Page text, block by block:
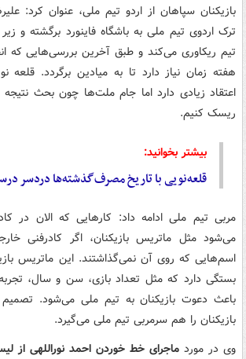
بازیکنان سپاهان از اردو تیم ملی، عنوان کرد:
ترک اردوی تیم ملی به باشگاه فاینورد برگشته و
هفته زمان نیاز دارد تا به میادین برگردد. قلعه
اعتقاد زیادی دارد اما جام ملت‌ها چون بحث
ریسک کنیم.
بیشتر بخوانید:
قلعه‌نویی با تاریخ مصرف‌گذشته‌ها دردسر
مربی تیم ملی ادامه داد: کارهایی که الان در
می‌شود مثل ماتریس بازیکنان، اگر کادرفنی
اسم‌هایی که روی آن نمی‌گذاشتند. این ماتریس
بستگی دارد که مثل تعداد بازی، سن و سال،
باعث دعوت بازیکنان به تیم ملی می‌شود. تصمیم
بازیکنان را هم سرمربی تیم ملی می‌گیرد.
وی در مورد ماجرای خط خوردن احمد نوراللهی از